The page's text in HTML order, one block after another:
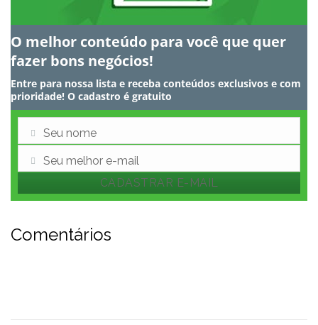
O melhor conteúdo para você que quer
fazer bons negócios!
Entre para nossa lista e receba conteúdos exclusivos e com
prioridade! O cadastro é gratuito
NomeSeu nome
Seu melhor e-mail
CADASTRAR E-MAIL
Comentários